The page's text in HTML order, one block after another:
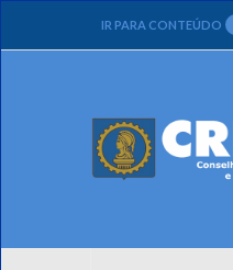
IR PARA CONTEÚDO